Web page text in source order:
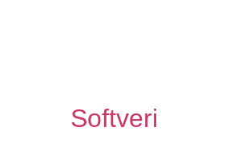
Softveri